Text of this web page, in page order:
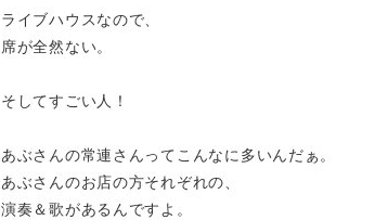
ライブハウスなので、
席が全然ない。
そしてすごい人！
あぶさんの常連さんってこんなに多いんだぁ。
あぶさんのお店の方それぞれの、
演奏＆歌があるんですよ。